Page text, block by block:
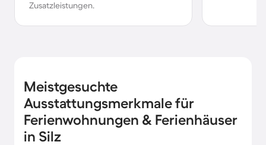
Zusatzleistungen.
Meistgesuchte
Ausstattungsmerkmale für
Ferienwohnungen & Ferienhäuser
in Silz